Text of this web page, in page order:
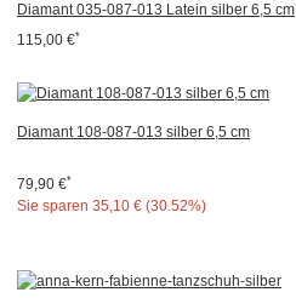
Diamant 035-087-013 Latein silber 6,5 cm
115,00 €*
Diamant 108-087-013 silber 6,5 cm
79,90 €*
Sie sparen 35,10 € (30.52%)